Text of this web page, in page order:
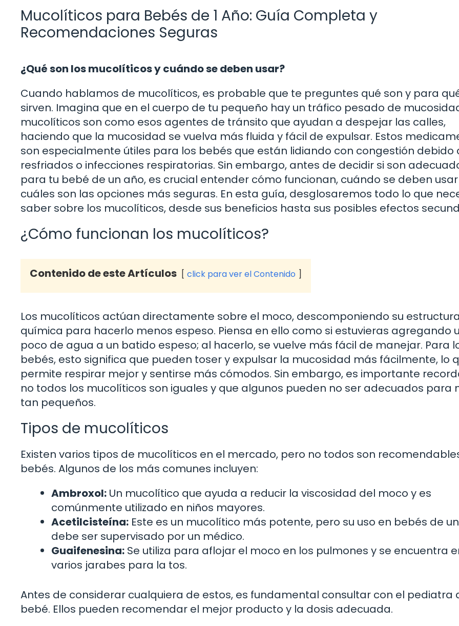
Mucolíticos para Bebés de 1 Año: Guía Completa y
Recomendaciones Seguras
¿Qué son los mucolíticos y cuándo se deben usar?
Cuando hablamos de mucolíticos, es probable que te preguntes qué son y para
sirven. Imagina que en el cuerpo de tu pequeño hay un tráfico pesado de
mucolíticos son como esos agentes de tránsito que ayudan a despejar las calles,
haciendo que la mucosidad se vuelva más fluida y fácil de expulsar. Estos
son especialmente útiles para los bebés que están lidiando con congestión debido
resfriados o infecciones respiratorias. Sin embargo, antes de decidir si son
para tu bebé de un año, es crucial entender cómo funcionan, cuándo se deben
cuáles son las opciones más seguras. En esta guía, desglosaremos todo lo que
saber sobre los mucolíticos, desde sus beneficios hasta sus posibles efectos
¿Cómo funcionan los mucolíticos?
Contenido de este Artículos click para ver el Contenido
Los mucolíticos actúan directamente sobre el moco, descomponiendo su estructura
química para hacerlo menos espeso. Piensa en ello como si estuvieras agregando
poco de agua a un batido espeso; al hacerlo, se vuelve más fácil de manejar. Para
bebés, esto significa que pueden toser y expulsar la mucosidad más fácilmente, lo
permite respirar mejor y sentirse más cómodos. Sin embargo, es importante
no todos los mucolíticos son iguales y que algunos pueden no ser adecuados para
tan pequeños.
Tipos de mucolíticos
Existen varios tipos de mucolíticos en el mercado, pero no todos son
bebés. Algunos de los más comunes incluyen:
Ambroxol: Un mucolítico que ayuda a reducir la viscosidad del moco y es
comúnmente utilizado en niños mayores.
Acetilcisteína: Este es un mucolítico más potente, pero su uso en bebés de
debe ser supervisado por un médico.
Guaifenesina: Se utiliza para aflojar el moco en los pulmones y se encuentra
varios jarabes para la tos.
Antes de considerar cualquiera de estos, es fundamental consultar con el pediatra
bebé. Ellos pueden recomendar el mejor producto y la dosis adecuada.